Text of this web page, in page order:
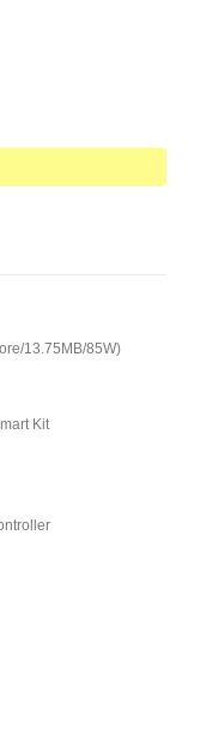
13.75MB/85W)
Kit